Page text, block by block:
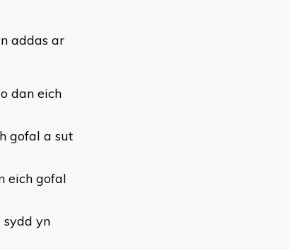
addas ar
dan eich
gofal a sut
eich gofal
yn